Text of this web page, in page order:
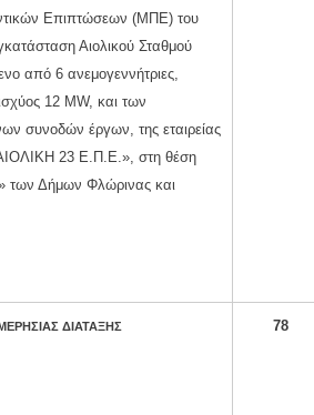
Επιπτώσεων (ΜΠΕ) του
Αιολικού Σταθμού
από 6 ανεμογεννήτριες,
12 MW, και των
συνοδών έργων, της εταιρείας
23 Ε.Π.Ε.», στη θέση
των Δήμων Φλώρινας και
ΔΙΑΤΑΞΗΣ 78